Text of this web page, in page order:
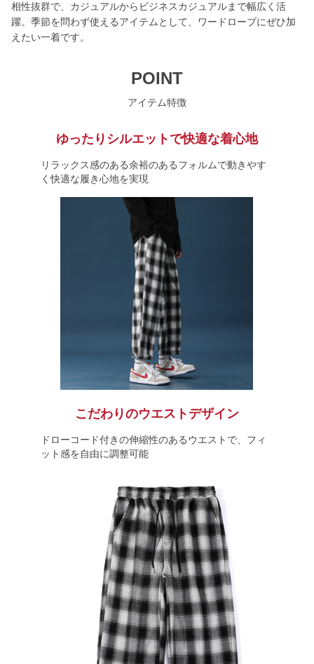
相性抜群で、カジュアルからビジネスカジュアルまで幅広く活
躍。季節を問わず使えるアイテムとして、ワードローブにぜひ加
えたい一着です。
POINT
アイテム特徴
ゆったりシルエットで快適な着心地
リラックス感のある余裕のあるフォルムで動きやす
く快適な履き心地を実現
こだわりのウエストデザイン
ドローコード付きの伸縮性のあるウエストで、フィ
ット感を自由に調整可能